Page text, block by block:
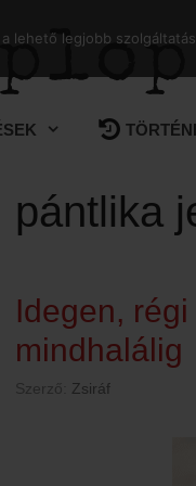
pántlika
Idegen,
mindhalálig
Szerző: Zsiráf
legjobb